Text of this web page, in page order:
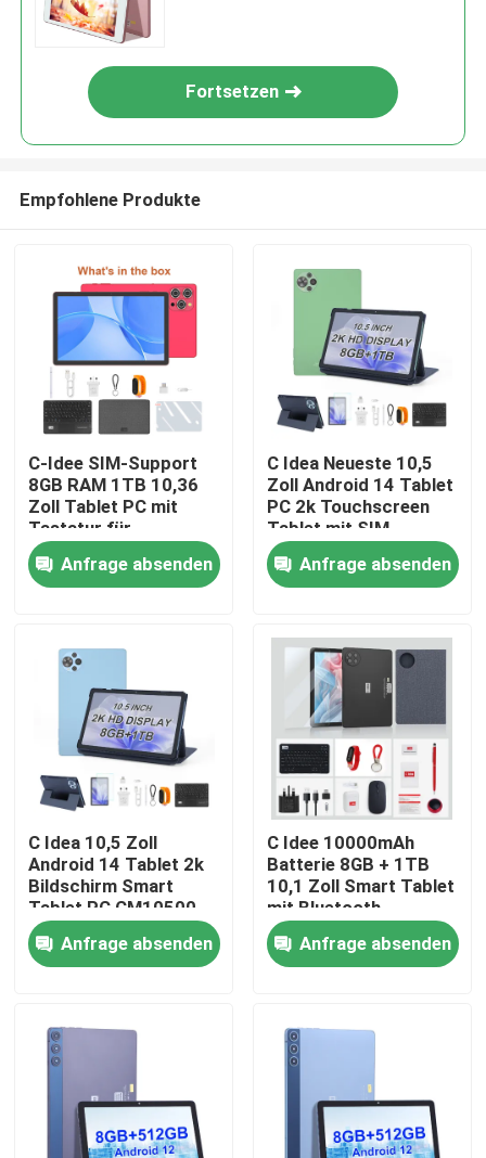
Startseite
Videos
VR Show
Über uns
Fabrik Tour
Qualitätskontrolle
Referenzen
Fortsetzen
Empfohlene Produkte
C-Idee SIM-Support
8GB RAM 1TB 10,36
Zoll Tablet PC mit
Tastatur für
Studenten CM10016
PLUSAnfrage absenden
C Idea Neueste 10,5
Zoll Android 14 Tablet
PC 2k Touchscreen
Tablet mit SIM
CM10500 Plus grün
Anfrage absenden
C Idea 10,5 Zoll
Android 14 Tablet 2k
Bildschirm Smart
Tablet PC CM10500
Plus Blau
Anfrage absenden
C Idee 10000mAh
Batterie 8GB + 1TB
10,1 Zoll Smart Tablet
mit Bluetooth
Tastatur
CM8800pLUS
Anfrage absenden